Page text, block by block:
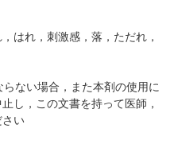
はれ，刺激感，落，ただれ，
ない場合，また本剤の使用に
し，この文書を持って医師，
い